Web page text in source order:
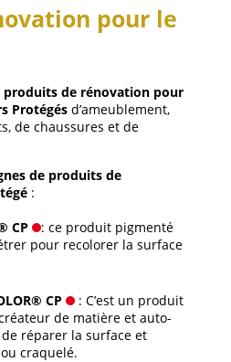
pour le
produits de rénovation pour
Protégés d’ameublement,
de chaussures et de
de produits de
:
CP
: ce produit pigmenté
pour recolorer la surface
CP
: C’est un produit
de matière et auto-
réparer la surface et
craquelé.